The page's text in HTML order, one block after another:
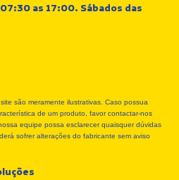
as 17:00. Sábados das
são meramente ilustrativas. Caso possua
de um produto, favor contactar-nos
equipe possa esclarecer quaisquer dúvidas
sofrer alterações do fabricante sem aviso